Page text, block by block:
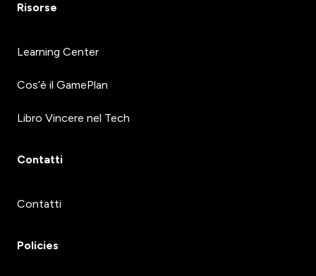
Risorse
Learning Center
Cos’è il GamePlan
Libro Vincere nel Tech
Contatti
Contatti
Policies